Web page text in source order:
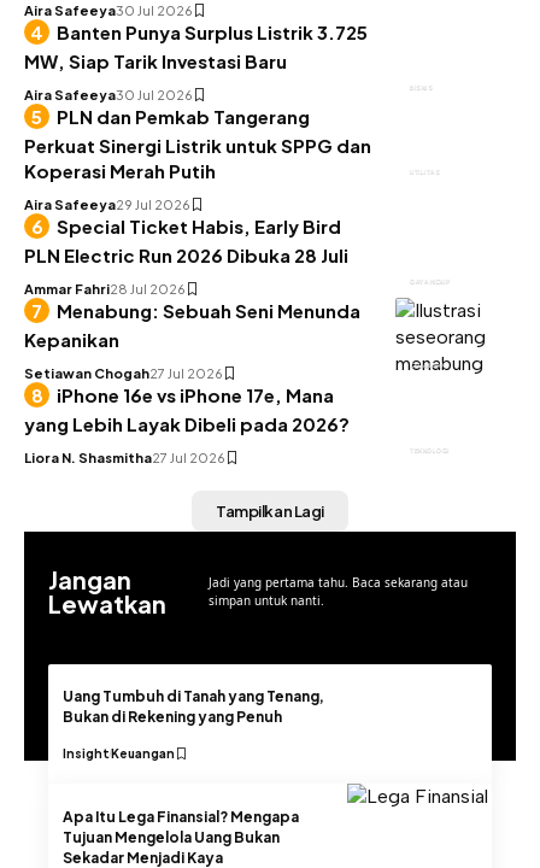
Aira Safeeya30 Jul 2026
BISNIS
Banten Punya Surplus Listrik 3.725
MW, Siap Tarik Investasi Baru
Aira Safeeya30 Jul 2026
UTILITAS
PLN dan Pemkab Tangerang
Perkuat Sinergi Listrik untuk SPPG dan
Koperasi Merah Putih
Aira Safeeya29 Jul 2026
GAYA HIDUP
Special Ticket Habis, Early Bird
PLN Electric Run 2026 Dibuka 28 Juli
Ammar Fahri28 Jul 2026
KEUANGAN
Menabung: Sebuah Seni Menunda
Kepanikan
Setiawan Chogah27 Jul 2026
TEKNOLOGI
iPhone 16e vs iPhone 17e, Mana
yang Lebih Layak Dibeli pada 2026?
Liora N. Shasmitha27 Jul 2026
Tampilkan Lagi
Jangan
Lewatkan
Jadi yang pertama tahu. Baca sekarang atau
simpan untuk nanti.
Uang Tumbuh di Tanah yang Tenang,
Bukan di Rekening yang Penuh
InsightKeuangan
Apa Itu Lega Finansial? Mengapa
Tujuan Mengelola Uang Bukan
Sekadar Menjadi Kaya